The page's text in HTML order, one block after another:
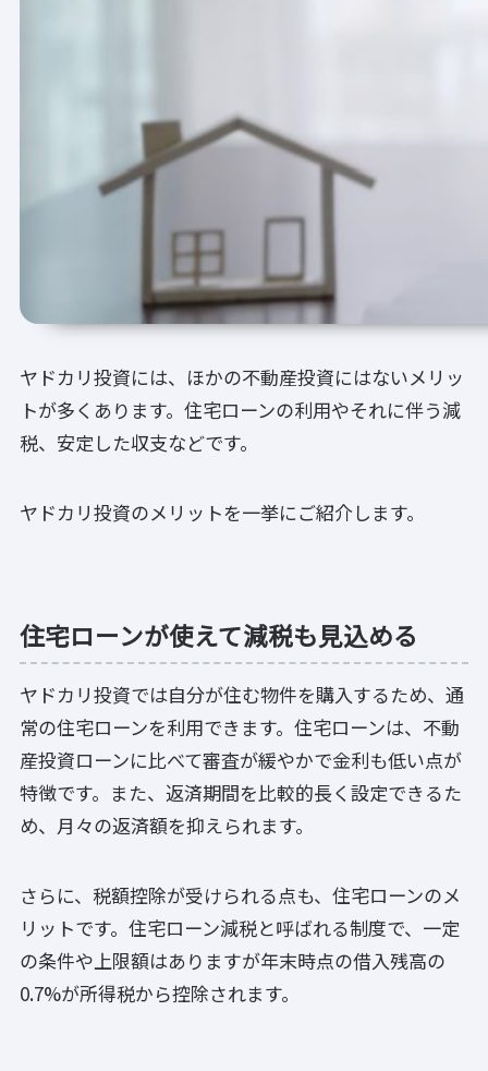
ヤドカリ投資には、ほかの不動産投資にはないメリッ
トが多くあります。住宅ローンの利用やそれに伴う減
税、安定した収支などです。
ヤドカリ投資のメリットを一挙にご紹介します。
住宅ローンが使えて減税も見込める
ヤドカリ投資では自分が住む物件を購入するため、通
常の住宅ローンを利用できます。住宅ローンは、不動
産投資ローンに比べて審査が緩やかで金利も低い点が
特徴です。また、返済期間を比較的長く設定できるた
め、月々の返済額を抑えられます。
さらに、税額控除が受けられる点も、住宅ローンのメ
リットです。住宅ローン減税と呼ばれる制度で、一定
の条件や上限額はありますが年末時点の借入残高の
0.7%が所得税から控除されます。